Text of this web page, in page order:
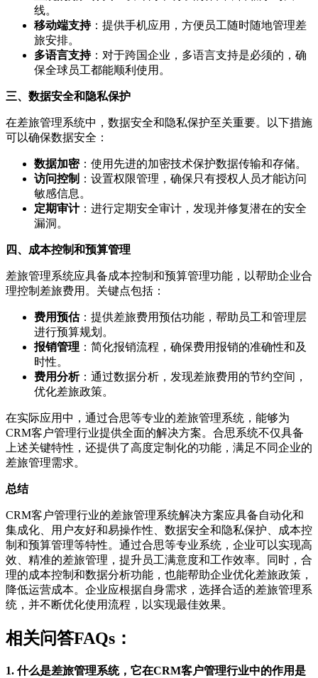
线。
移动端支持：提供手机应用，方便员工随时随地管理差
旅安排。
多语言支持：对于跨国企业，多语言支持是必须的，确
保全球员工都能顺利使用。
三、数据安全和隐私保护
在差旅管理系统中，数据安全和隐私保护至关重要。以下措施
可以确保数据安全：
数据加密：使用先进的加密技术保护数据传输和存储。
访问控制 ：设置权限管理，确保只有授权人员才能访问
敏感信息。
定期审计：进行定期安全审计，发现并修复潜在的安全
漏洞。
四、成本控制和预算管理
差旅管理系统应具备成本控制和预算管理功能，以帮助企业合
理控制差旅费用。关键点包括：
费用预估：提供差旅费用预估功能，帮助员工和管理层
进行预算规划。
报销管理 ：简化报销流程，确保费用报销的准确性和及
时性。
费用分析：通过数据分析，发现差旅费用的节约空间，
优化差旅政策。
在实际应用中，通过合思等专业的差旅管理系统，能够为
CRM客户管理行业提供全面的解决方案。合思系统不仅具备
上述关键特性，还提供了高度定制化的功能，满足不同企业的
差旅管理需求。
总结
CRM客户管理行业的差旅管理系统解决方案应具备自动化和
集成化、用户友好和易操作性、数据安全和隐私保护、成本控
制和预算管理等特性。通过合思等专业系统，企业可以实现高
效、精准的差旅管理，提升员工满意度和工作效率。同时，合
理的成本控制和数据分析功能，也能帮助企业优化差旅政策，
降低运营成本。企业应根据自身需求，选择合适的差旅管理系
统，并不断优化使用流程，以实现最佳效果。
相关问答FAQs：
1. 什么是差旅管理系统，它在CRM客户管理行业中的作用是